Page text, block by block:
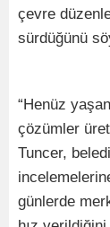
çevre
sürdüğünü
“Henüz
çözümler
Tuncer,
günlerde